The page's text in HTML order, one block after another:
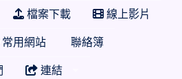
檔案下載 線上影片
常用網站 聯絡簿
連結